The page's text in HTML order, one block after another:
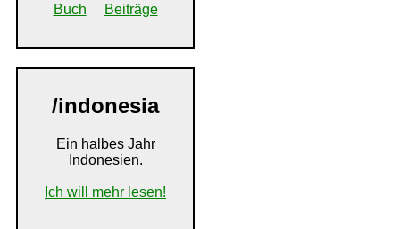
Buch Beiträge
/indonesia
Ein halbes Jahr
Indonesien.
Ich will mehr lesen!